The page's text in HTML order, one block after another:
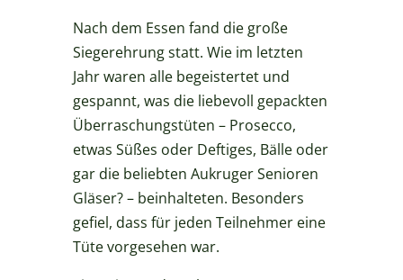
Nach dem Essen fand die große
Siegerehrung statt. Wie im letzten
Jahr waren alle begeistertet und
gespannt, was die liebevoll gepackten
Überraschungstüten – Prosecco,
etwas Süßes oder Deftiges, Bälle oder
gar die beliebten Aukruger Senioren
Gläser? – beinhalteten. Besonders
gefiel, dass für jeden Teilnehmer eine
Tüte vorgesehen war.